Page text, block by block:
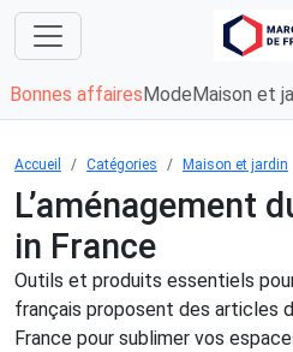
Bonnes affaires Mode Maison et
Accueil Catégories Maison et jardin
L’aménagement
in France
Outils et produits essentiels
français proposent des articles
France pour sublimer vos